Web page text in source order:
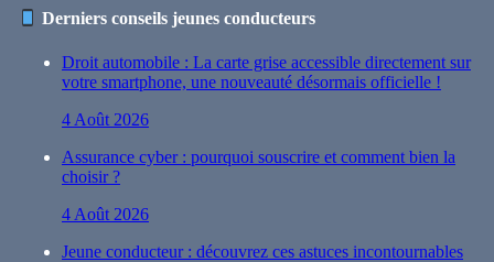
Derniers conseils jeunes conducteurs
Droit automobile : La carte grise accessible directement sur
votre smartphone, une nouveauté désormais officielle !
4 Août 2026
Assurance cyber : pourquoi souscrire et comment bien la
choisir ?
4 Août 2026
Jeune conducteur : découvrez ces astuces incontournables